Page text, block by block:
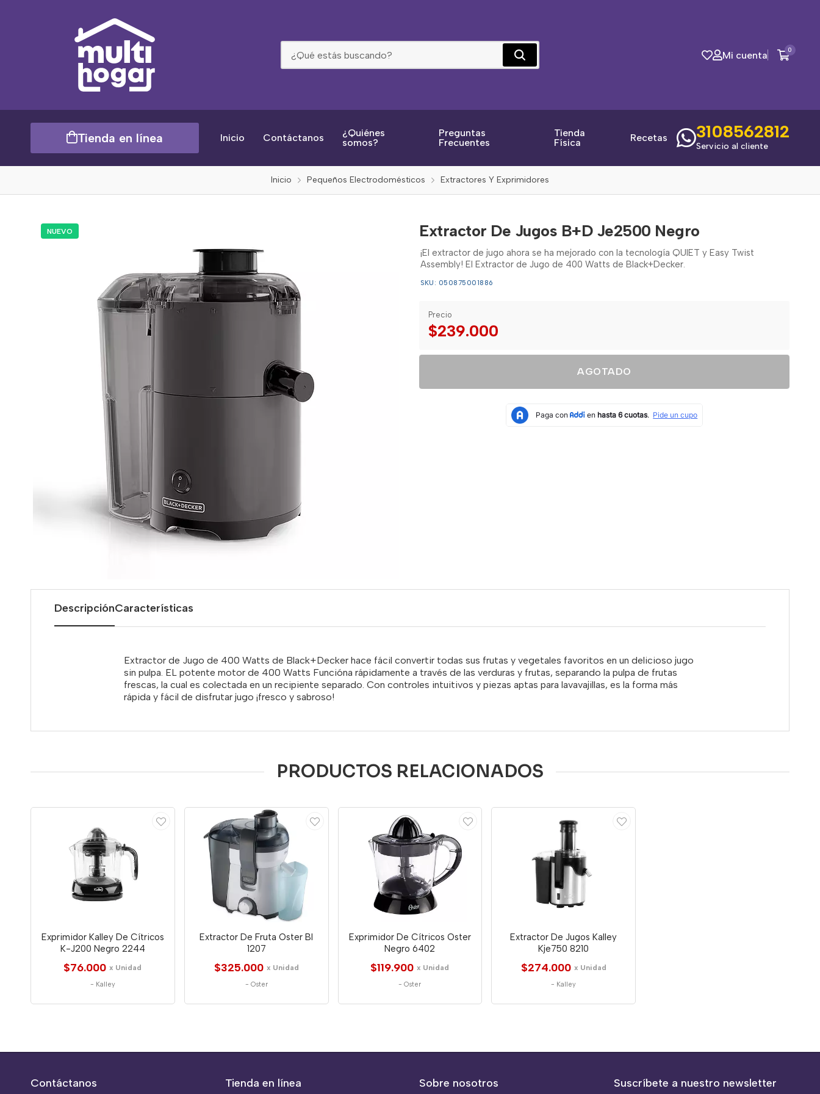
Mi cuenta 0
Tienda en línea Inicio Contáctanos
¿Quiénes
somos?
Preguntas
Frecuentes
Tienda
Física
Recetas 3108562812
Servicio al cliente
Inicio Pequeños Electrodomésticos Extractores Y Exprimidores
NUEVO Extractor De Jugos B+D Je2500 Negro
¡El extractor de jugo ahora se ha mejorado con la tecnología QUIET y Easy Twist
Assembly! El Extractor de Jugo de 400 Watts de Black+Decker.
SKU: 050875001886
Precio
$239.000
AGOTADO
DescripciónCaracterísticas
Extractor de Jugo de 400 Watts de Black+Decker hace fácil convertir todas sus frutas y vegetales favoritos en un delicioso jugo
sin pulpa. EL potente motor de 400 Watts Funcióna rápidamente a través de las verduras y frutas, separando la pulpa de frutas
frescas, la cual es colectada en un recipiente separado. Con controles intuitivos y piezas aptas para lavavajillas, es la forma más
rápida y fácil de disfrutar jugo ¡fresco y sabroso!
PRODUCTOS RELACIONADOS
Exprimidor Kalley De Cítricos
K-J200 Negro 2244
$76.000 x Unidad
- Kalley
Extractor De Fruta Oster Bl
1207
$325.000 x Unidad
- Oster
Exprimidor De Cítricos Oster
Negro 6402
$119.900 x Unidad
-Oster
Extractor De Jugos Kalley
Kje750 8210
$274.000 x Unidad
- Kalley
Contáctanos Tienda en línea Sobre nosotros Suscríbete a nuestro newsletter